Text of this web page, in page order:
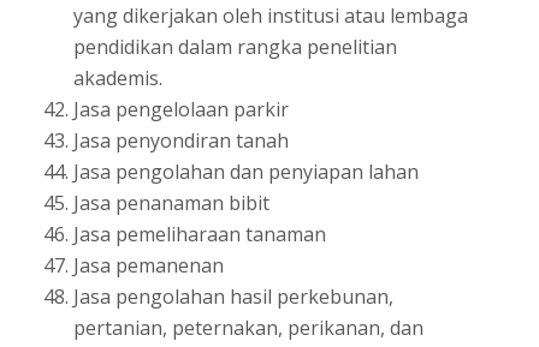
yang dikerjakan oleh institusi atau lembaga
pendidikan dalam rangka penelitian
akademis.
Jasa pengelolaan parkir
Jasa penyondiran tanah
Jasa pengolahan dan penyiapan lahan
Jasa penanaman bibit
Jasa pemeliharaan tanaman
Jasa pemanenan
Jasa pengolahan hasil perkebunan,
pertanian, peternakan, perikanan, dan